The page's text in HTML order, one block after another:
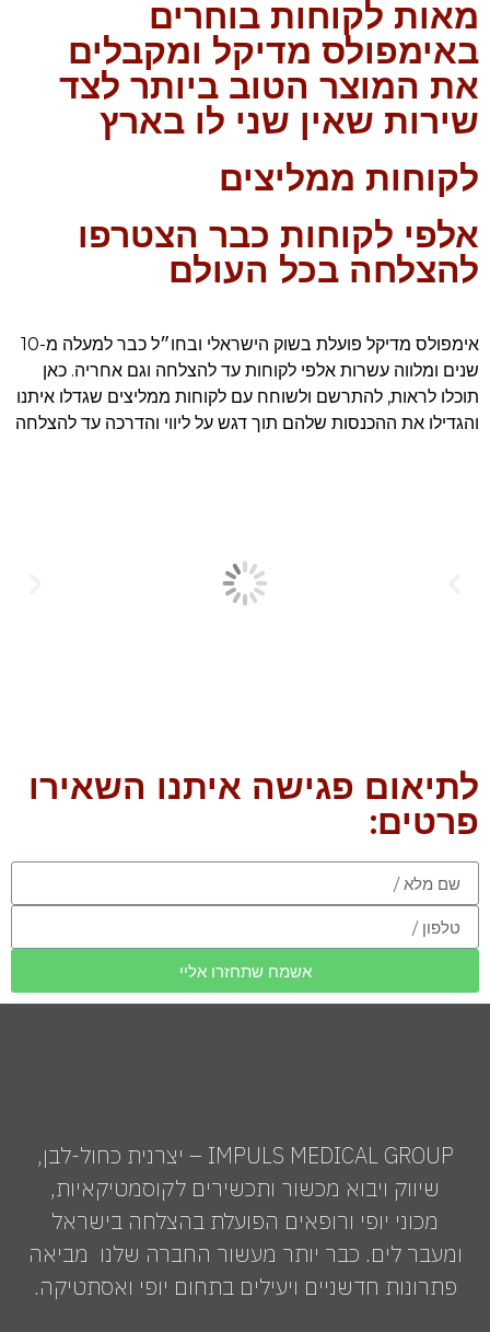
מאות לקוחות בוחרים
באימפולס מדיקל ומקבלים
את המוצר הטוב ביותר לצד
שירות שאין שני לו בארץ
לקוחות ממליצים
אלפי לקוחות כבר הצטרפו
להצלחה בכל העולם
אימפולס מדיקל פועלת בשוק הישראלי ובחו״ל כבר למעלה מ-10
שנים ומלווה עשרות אלפי לקוחות עד להצלחה וגם אחריה. כאן
תוכלו לראות, להתרשם ולשוחח עם לקוחות ממליצים שגדלו איתנו
והגדילו את ההכנסות שלהם תוך דגש על ליווי והדרכה עד להצלחה
לתיאום פגישה איתנו השאירו
פרטים:
אשמח שתחזרו אליי
IMPULS MEDICAL GROUP – יצרנית כחול-לבן,
שיווק ויבוא מכשור ותכשירים לקוסמטיקאיות,
מכוני יופי ורופאים הפועלת בהצלחה בישראל
ומעבר לים. כבר יותר מעשור החברה שלנו מביאה
פתרונות חדשניים ויעילים בתחום יופי ואסתטיקה.